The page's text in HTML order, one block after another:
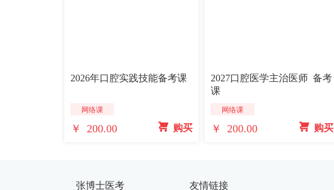
2026年口腔实践技能备考课
网络课
￥ 200.00  购买
2027口腔医学主治医师 备考
课
网络课
￥ 200.00  购买
张博士医考 友情链接